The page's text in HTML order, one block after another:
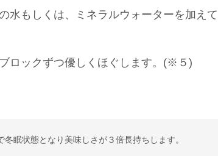
水もしくは、ミネラルウォーターを加えて
ロックずつ優しくほぐします。(※５)
眠状態となり美味しさが３倍長持ちします。